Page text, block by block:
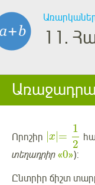
11.
Որոշիր x =
1
2
տեղադրիր «0»):
Ընտրիր ճիշտ